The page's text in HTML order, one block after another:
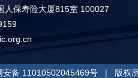
人保寿险大厦815室 100027
安备 11010502045469号 | 版权